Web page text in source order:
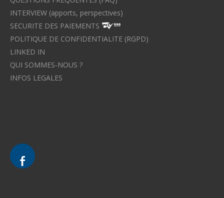
INTERVIEW (apports, perspectives)
SECURITE DES PAIEMENTS
POLITIQUE DE CONFIDENTIALITE (RGPD)
LINKED IN
QUI SOMMES-NOUS ?
INFOS LEGALES